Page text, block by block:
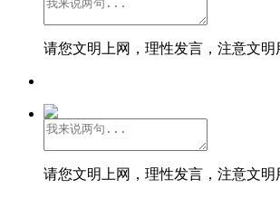
请您文明上网，理性发言，注意文明
请您文明上网，理性发言，注意文明